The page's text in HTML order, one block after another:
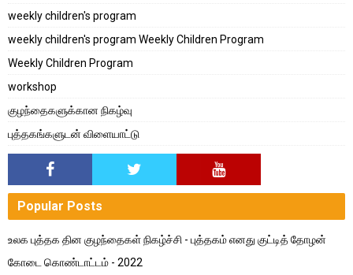
weekly children's program
weekly children's program Weekly Children Program
Weekly Children Program
workshop
குழந்தைகளுக்கான நிகழ்வு
புத்தகங்களுடன் விளையாட்டு
Popular Posts
உலக புத்தக தின குழந்தைகள் நிகழ்ச்சி - புத்தகம் எனது குட்டித் தோழன்
கோடை கொண்டாட்டம் - 2022